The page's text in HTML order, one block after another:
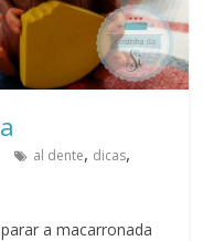
al dente, dicas,
a macarronada